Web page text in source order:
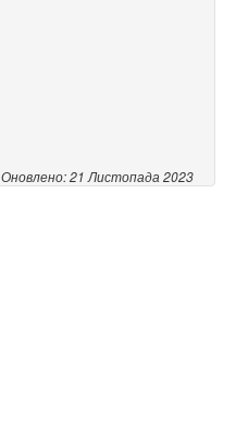
Оновлено: 21 Листопада 2023